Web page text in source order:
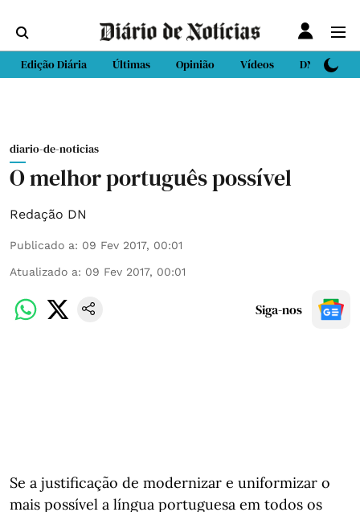
Edição Diária Últimas Opinião Vídeos DN Sport
diario-de-noticias
O melhor português possível
Redação DN
Publicado a: 09 Fev 2017, 00:01
Atualizado a: 09 Fev 2017, 00:01
Siga-nos
Se a justificação de modernizar e uniformizar o
mais possível a língua portuguesa em todos os